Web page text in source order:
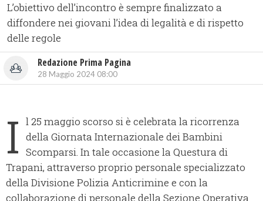
L’obiettivo dell’incontro è sempre finalizzato a
diffondere nei giovani l’idea di legalità e di rispetto
delle regole
Redazione Prima Pagina
28 Maggio 2024 08:00
I l 25 maggio scorso si è celebrata la ricorrenza
della Giornata Internazionale dei Bambini
Scomparsi. In tale occasione la Questura di
Trapani, attraverso proprio personale specializzato
della Divisione Polizia Anticrimine e con la
collaborazione di personale della Sezione Operativa